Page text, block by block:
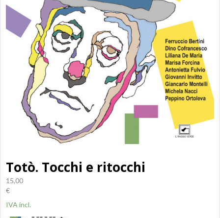
Totò. Tocchi e ritocchi
15,00
€
IVA incl.